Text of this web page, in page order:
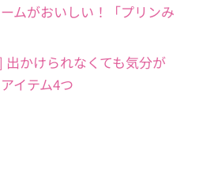
ムがおいしい！「プリンみ
出かけられなくても気分が
イテム4つ